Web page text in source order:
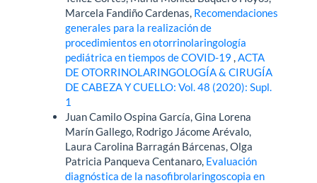
Marcela Fandiño Cardenas, Recomendaciones
generales para la realización de
procedimientos en otorrinolaringología
pediátrica en tiempos de COVID-19,ACTA
DE OTORRINOLARINGOLOGÍA & CIRUGÍA
DE CABEZA Y CUELLO: Vol. 48 (2020): Supl.
1
Juan Camilo Ospina García, Gina Lorena
Marín Gallego, Rodrigo Jácome Arévalo,
Laura Carolina Barragán Bárcenas, Olga
Patricia Panqueva Centanaro, Evaluación
diagnóstica de la nasofibrolaringoscopia en